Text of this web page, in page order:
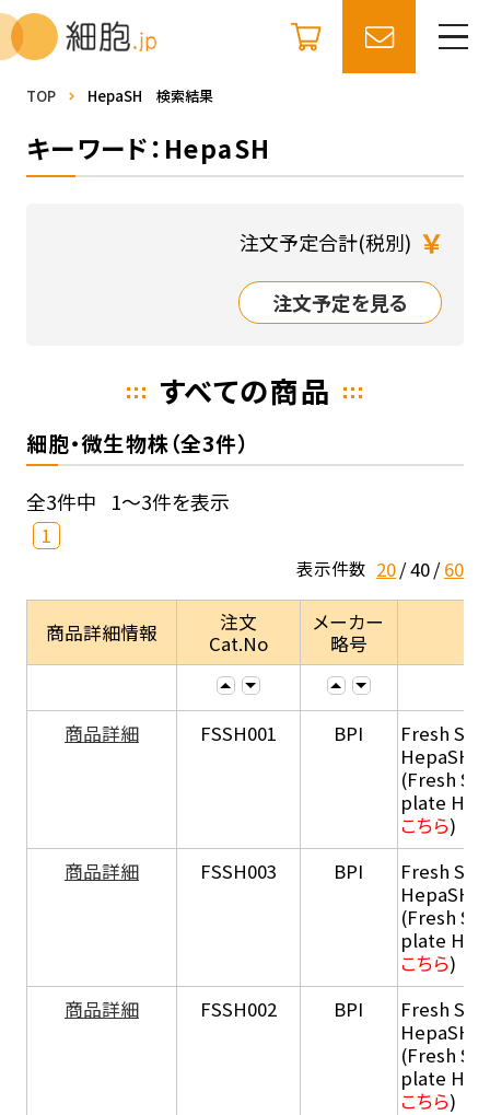
TOP HepaSH 検索結果
キーワード：HepaSH
注文予定合計(税別) ￥
注文予定を見る
すべての商品
細胞・微生物株（全3件）
全3件中 1～3件を表示
1
表示件数 20 40 60
商品詳細情報
注文
Cat.No
メーカー
略号
商品詳細 FSSH001 BPI
Fresh
HepaSH®
(Fresh
plate
こちら)
商品詳細
FSSH003 BPI
Fresh
HepaSH®
(Fresh
plate
こちら)
商品詳細
FSSH002 BPI
Fresh
HepaSH®
(Fresh
plate
こちら)